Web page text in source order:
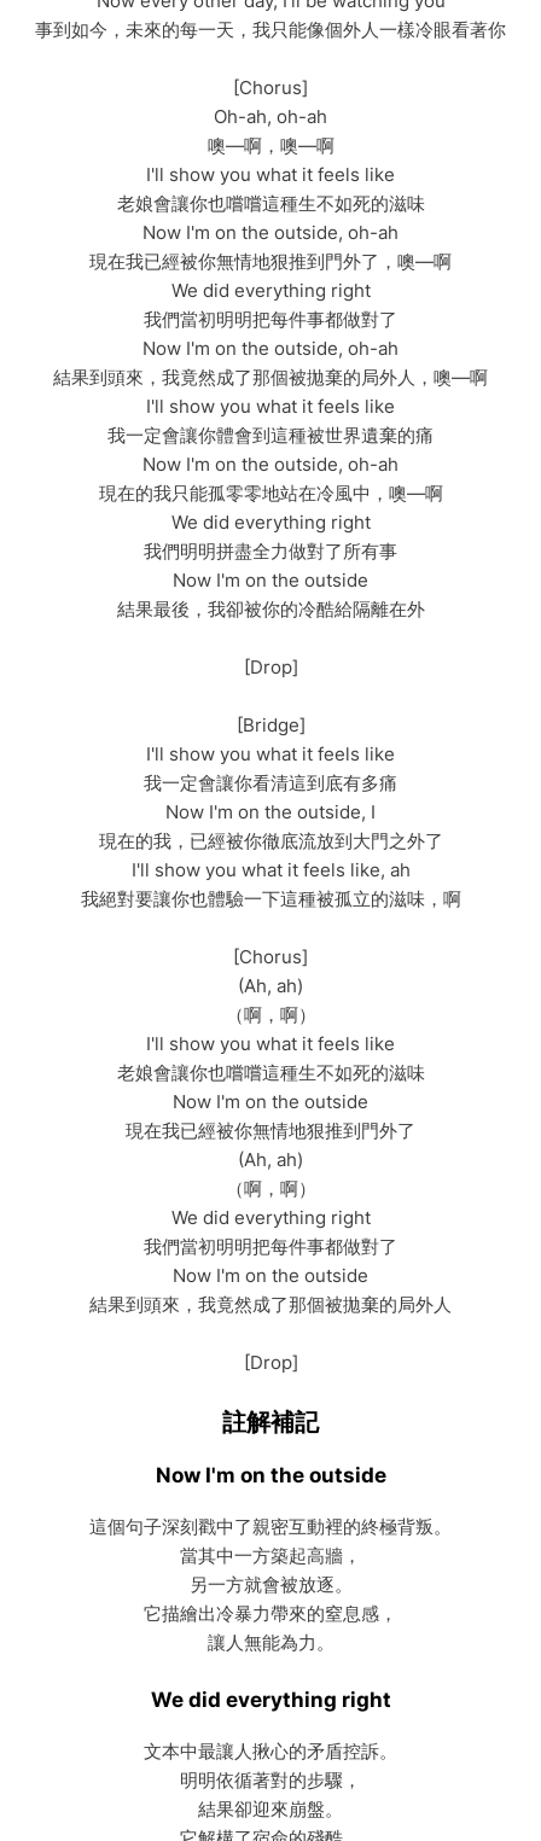
事到如今，未來的每一天，我只能像個外人一樣冷眼看著你
[Chorus]
Oh-ah, oh-ah
噢—啊，噢—啊
I'll show you what it feels like
老娘會讓你也嚐嚐這種生不如死的滋味
Now I'm on the outside, oh-ah
現在我已經被你無情地狠推到門外了，噢—啊
We did everything right
我們當初明明把每件事都做對了
Now I'm on the outside, oh-ah
結果到頭來，我竟然成了那個被拋棄的局外人，噢—啊
I'll show you what it feels like
我一定會讓你體會到這種被世界遺棄的痛
Now I'm on the outside, oh-ah
現在的我只能孤零零地站在冷風中，噢—啊
We did everything right
我們明明拼盡全力做對了所有事
Now I'm on the outside
結果最後，我卻被你的冷酷給隔離在外
[Drop]
[Bridge]
I'll show you what it feels like
我一定會讓你看清這到底有多痛
Now I'm on the outside, I
現在的我，已經被你徹底流放到大門之外了
I'll show you what it feels like, ah
我絕對要讓你也體驗一下這種被孤立的滋味，啊
[Chorus]
(Ah, ah)
（啊，啊）
I'll show you what it feels like
老娘會讓你也嚐嚐這種生不如死的滋味
Now I'm on the outside
現在我已經被你無情地狠推到門外了
(Ah, ah)
（啊，啊）
We did everything right
我們當初明明把每件事都做對了
Now I'm on the outside
結果到頭來，我竟然成了那個被拋棄的局外人
[Drop]
註解補記
Now I'm on the outside
這個句子深刻戳中了親密互動裡的終極背叛。
當其中一方築起高牆，
另一方就會被放逐。
它描繪出冷暴力帶來的窒息感，
讓人無能為力。
We did everything right
文本中最讓人揪心的矛盾控訴。
明明依循著對的步驟，
結果卻迎來崩盤。